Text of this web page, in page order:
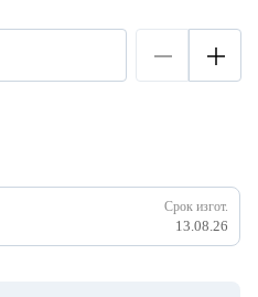
Срок изгот.
13.08.26